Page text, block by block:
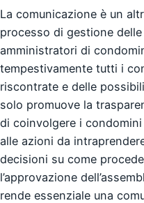
La comunicazione è un
processo di gestione
amministratori di
tempestivamente tutti i
riscontrate e delle
solo promuove la
di coinvolgere i
alle azioni da
decisioni su come
l’approvazione
rende essenziale una